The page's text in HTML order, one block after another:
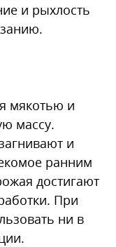
и рыхлость
мякотью и
массу.
и
ранним
достигают
При
ни в